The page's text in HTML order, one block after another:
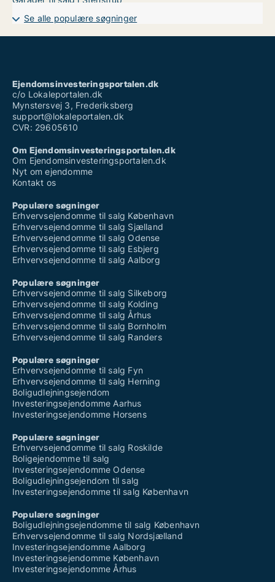
Se alle populære søgninger
Ejendomsinvesteringsportalen.dk
c/o Lokaleportalen.dk
Mynstersvej 3, Frederiksberg
support@lokaleportalen.dk
CVR: 29605610
Om Ejendomsinvesteringsportalen.dk
Om Ejendomsinvesteringsportalen.dk
Nyt om ejendomme
Kontakt os
Populære søgninger
Erhvervsejendomme til salg København
Erhvervsejendomme til salg Sjælland
Erhvervsejendomme til salg Odense
Erhvervsejendomme til salg Esbjerg
Erhvervsejendomme til salg Aalborg
Populære søgninger
Erhvervsejendomme til salg Silkeborg
Erhvervsejendomme til salg Kolding
Erhvervsejendomme til salg Århus
Erhvervsejendomme til salg Bornholm
Erhvervsejendomme til salg Randers
Populære søgninger
Erhvervsejendomme til salg Fyn
Erhvervsejendomme til salg Herning
Boligudlejningsejendom
Investeringsejendomme Aarhus
Investeringsejendomme Horsens
Populære søgninger
Erhvervsejendomme til salg Roskilde
Boligejendomme til salg
Investeringsejendomme Odense
Boligudlejningsejendom til salg
Investeringsejendomme til salg København
Populære søgninger
Boligudlejningsejendomme til salg København
Erhvervsejendomme til salg Nordsjælland
Investeringsejendomme Aalborg
Investeringsejendomme København
Investeringsejendomme Århus